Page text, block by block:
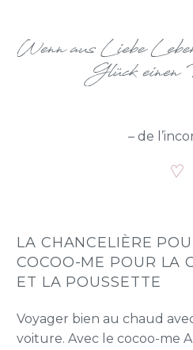
– de
LA CHANCELIÈRE
COCOO-ME POUR LA
ET LA POUSSETTE
Voyager bien au chaud
voiture. Avec le cocoo-me